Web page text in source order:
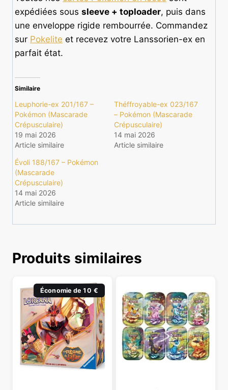
expédiées sous sleeve + toploader, puis dans
une enveloppe rigide rembourrée. Commandez
sur Pokelite et recevez votre Lanssorien-ex en
parfait état.
Similaire
Leuphorie-ex 201/167 –
Pokémon (Mascarade
Crépusculaire)
19 mai 2026
Article similaire
Théffroyable-ex 023/167
– Pokémon (Mascarade
Crépusculaire)
14 mai 2026
Article similaire
Évoli 188/167 – Pokémon
(Mascarade
Crépusculaire)
14 mai 2026
Article similaire
Produits similaires
Économie de 10 €